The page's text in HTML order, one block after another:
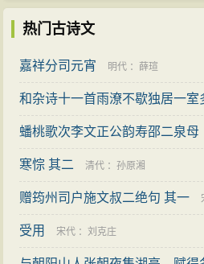
热门古诗文
嘉祥分司元宵 明代 ： 薛瑄
和杂诗十一首雨潦不歇独居一室
唐时升
蟠桃歌次李文正公韵寿邵二泉母
寒悰 其二 清代 ：孙原湘
赠筠州司户施文叔二绝句 其一
受用 宋代 ：刘克庄